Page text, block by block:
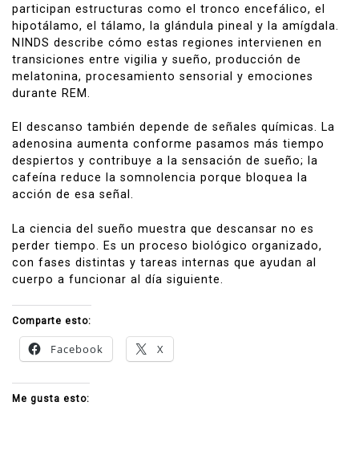
participan estructuras como el tronco encefálico, el
hipotálamo, el tálamo, la glándula pineal y la amígdala.
NINDS describe cómo estas regiones intervienen en
transiciones entre vigilia y sueño, producción de
melatonina, procesamiento sensorial y emociones
durante REM.
El descanso también depende de señales químicas. La
adenosina aumenta conforme pasamos más tiempo
despiertos y contribuye a la sensación de sueño; la
cafeína reduce la somnolencia porque bloquea la
acción de esa señal.
La ciencia del sueño muestra que descansar no es
perder tiempo. Es un proceso biológico organizado,
con fases distintas y tareas internas que ayudan al
cuerpo a funcionar al día siguiente.
Comparte esto:
Facebook X
Me gusta esto: